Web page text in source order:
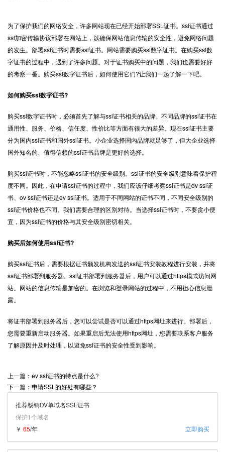
为了保护我们的网络安全，许多网站现在已经开始部署SSL证书。ssl证书通过
ssl加密传输协议部署在网站上，以确保网站信息传输的安全性，避免网络问题
的发生。部署ssl证书时需要ssl证书。网站需要购买ssl数字证书。在购买ssl数
字证书的过程中，遇到了许多问题。对于证书购买中的问题，我们也需要好好
的考察一番。购买ssl数字证书后，如何使用它们?让我们一起了解一下吧。
如何购买ssl数字证书?
购买ssl数字证书时，必须首先了解与ssl证书相关的品牌。不同品牌的ssl证书在
通用性、服务、价格、信任度、性价比等方面有很大的差异。现在ssl证书主要
分为国内ssl证书和国外ssl证书。小企业选择国内品牌就足够了，但大企业选择
国外知名的、值得信赖的ssl证书品牌是更好的选择。
购买ssl证书时，不能忽略ssl证书的安全级别。ssl证书的安全级别意味着保护程
度不同。因此，在申请ssl证书的过程中，我们应该仔细考察ssl证书是dv ssl证
书、ov ssl证书还是ev ssl证书。适用于不同网站的证书不同，不同安全级别的
ssl证书价格也不同。我们需要合理的区别对待。当选择ssl证书时，不要贪小便
宜，因为ssl证书的价格与其安全级别密切相关。
购买后如何使用ssl证书?
购买ssl证书后，需要根据证书颁发机构发送的ssl证书安装教程进行安装，并将
ssl证书部署到服务器。ssl证书部署到服务器后，用户可以通过https模式访问网
站。网站的信息传输是加密的。在浏览和登录网站的过程中，不用担心信息泄
露。
将证书部署到服务器后，您可以尝试是否可以通过https网址来进行。部署后，
您需要重新启动服务器。如果重启后无法使用https网址，您需要联系客户服务
了解原因并及时处理，以避免ssl证书的安全性受到影响。
上一篇：ev ssl证书的特点是什么?
下一篇：申请SSL的好处有哪些？
推荐畅销DV单域名SSL证书
保护1个域名
立即购买
￥ 65/年